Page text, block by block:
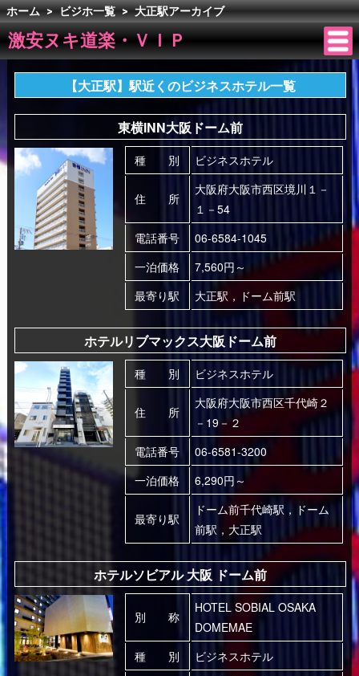
ホーム > ビジホ一覧 > 大正駅アーカイブ
激安ヌキ道楽・ＶＩＰ
【大正駅】駅近くのビジネスホテル一覧
東横INN大阪ドーム前
種 別 ビジネスホテル
住 所
大阪府大阪市西区境川１－
１－54
電話番号
06-6584-1045
一泊価格
7,560円～
最寄り駅
大正駅，ドーム前駅
ホテルリブマックス大阪ドーム前
種 別 ビジネスホテル
住 所
大阪府大阪市西区千代崎２
－19－２
電話番号
06-6581-3200
一泊価格
6,290円～
最寄り駅
ドーム前千代崎駅，ドーム
前駅，大正駅
ホテルソビアル 大阪 ドーム前
別 称
HOTEL SOBIAL OSAKA
DOMEMAE
種 別
ビジネスホテル